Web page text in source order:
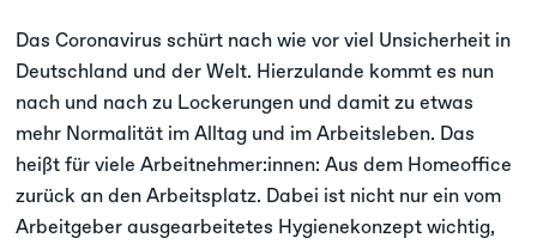
Das Coronavirus schürt nach wie vor viel Unsicherheit in
Deutschland und der Welt. Hierzulande kommt es nun
nach und nach zu Lockerungen und damit zu etwas
mehr Normalität im Alltag und im Arbeitsleben. Das
heißt für viele Arbeitnehmer:innen: Aus dem Homeoffice
zurück an den Arbeitsplatz. Dabei ist nicht nur ein vom
Arbeitgeber ausgearbeitetes Hygienekonzept wichtig,